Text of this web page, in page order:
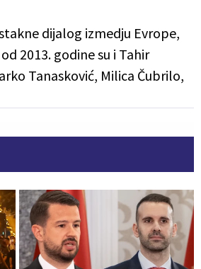
dijalog izmedju Evrope,
2013. godine su i Tahir
Tanasković, Milica Čubrilo,